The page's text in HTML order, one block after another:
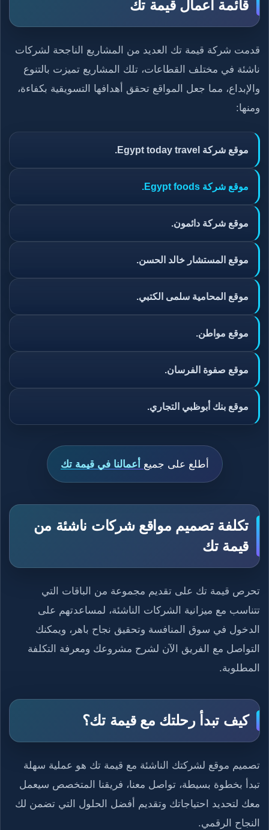
قائمة أعمال قيمة تك
قدمت شركة قيمة تك العديد من المشاريع الناجحة لشركات
ناشئة في مختلف القطاعات، تلك المشاريع تميزت بالتنوع
والإبداع، مما جعل المواقع تحقق أهدافها التسويقية بكفاءة،
ومنها:
موقع شركة Egypt today travel.
موقع شركة Egypt foods.
موقع شركة دائمون.
موقع المستشار خالد الحسن.
موقع المحامية سلمى الكتبي.
موقع مواطن.
موقع صفوة الفرسان.
موقع بنك أبوظبي التجاري.
أطلع على جميع أعمالنا في قيمة تك
تكلفة تصميم مواقع شركات ناشئة من
قيمة تك
تحرص قيمة تك على تقديم مجموعة من الباقات التي
تتناسب مع ميزانية الشركات الناشئة، لمساعدتهم على
الدخول في سوق المنافسة وتحقيق نجاح باهر، ويمكنك
التواصل مع الفريق الآن لشرح مشروعك ومعرفة التكلفة
المطلوبة.
كيف تبدأ رحلتك مع قيمة تك؟
تصميم موقع لشركتك الناشئة مع قيمة تك هو عملية سهلة
تبدأ بخطوة بسيطة، تواصل معنا، فريقنا المتخصص سيعمل
معك لتحديد احتياجاتك وتقديم أفضل الحلول التي تضمن لك
النجاح الرقمي.